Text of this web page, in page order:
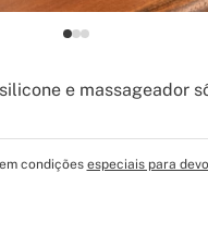
e massageador
condições especiais para